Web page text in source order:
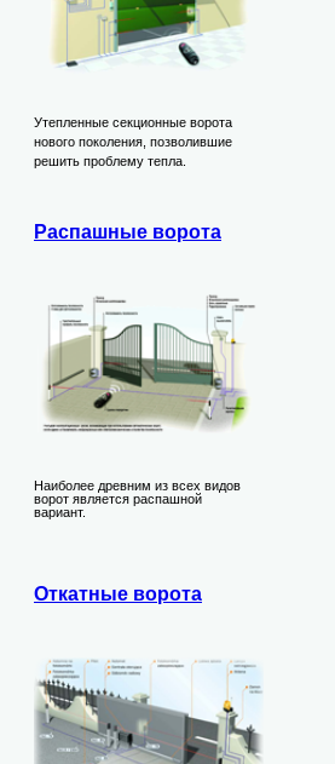
Утепленные секционные ворота
нового поколения, позволившие
решить проблему тепла.
Распашные ворота
Наиболее древним из всех видов
ворот является распашной
вариант.
Откатные ворота